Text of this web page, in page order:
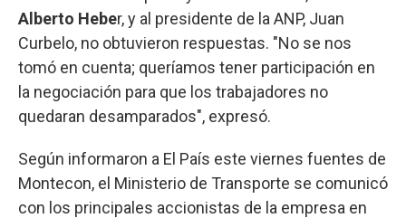
Alberto Heber, y al presidente de la ANP, Juan
Curbelo, no obtuvieron respuestas. "No se nos
tomó en cuenta; queríamos tener participación en
la negociación para que los trabajadores no
quedaran desamparados", expresó.
Según informaron a El País este viernes fuentes de
Montecon, el Ministerio de Transporte se comunicó
con los principales accionistas de la empresa en